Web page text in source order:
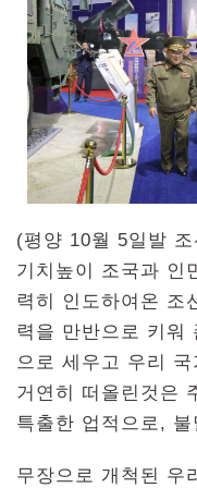
(평양 10월 5일발
기치높이 조국과 인
력히 인도하여온 조
력을 만반으로 키워
으로 세우고 우리
거연히 떠올린것은
특출한 업적으로,
무장으로 개척된 우